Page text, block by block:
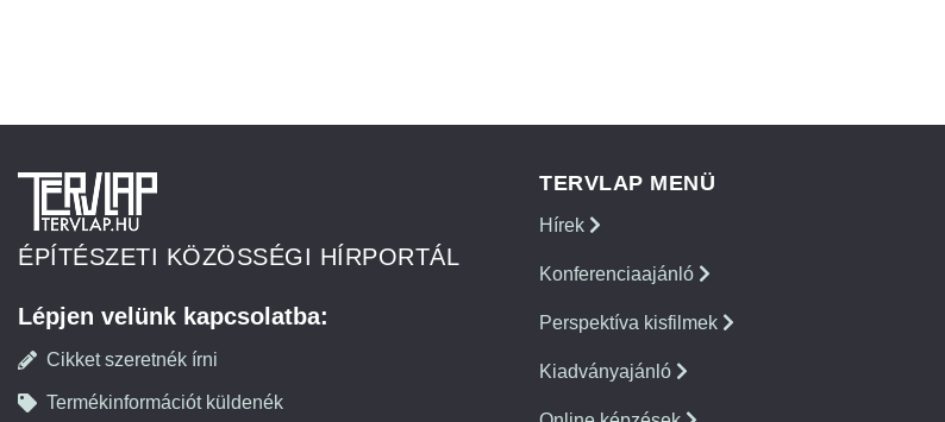
ÉPÍTÉSZETI KÖZÖSSÉGI HÍRPORTÁL
Lépjen velünk kapcsolatba:
Cikket szeretnék írni
Termékinformációt küldenék
TERVLAP MENÜ
Hírek
Konferenciaajánló
Perspektíva kisfilmek
Kiadványajánló